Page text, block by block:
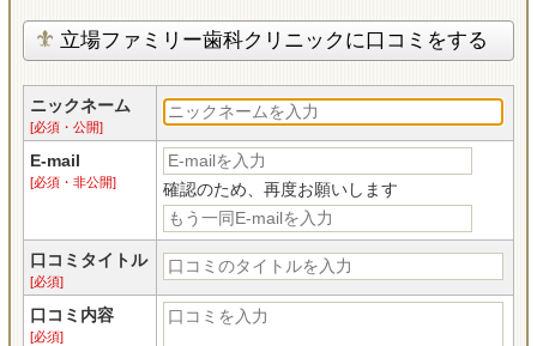
立場ファミリー歯科クリニックに口コミをする
ニックネーム
[必須・公開]
E-mail
[必須・非公開] 確認のため、再度お願いします
口コミタイトル
[必須]
口コミ内容
[必須]